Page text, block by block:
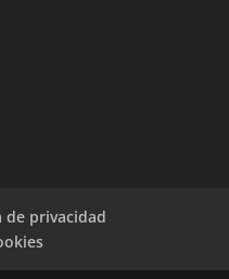
de privacidad